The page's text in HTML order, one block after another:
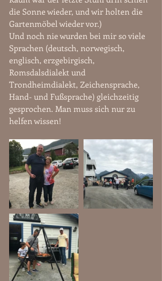
die Sonne wieder, und wir holten die
Gartenmöbel wieder vor.)
Und noch nie wurden bei mir so viele
Sprachen (deutsch, norwegisch,
englisch, erzgebirgisch,
Romsdalsdialekt und
Trondheimdialekt, Zeichensprache,
Hand- und Fußsprache) gleichzeitig
gesprochen. Man muss sich nur zu
helfen wissen!